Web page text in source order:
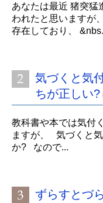
あなたは最近 猪突猛
われたと思いますが
存在しており、
気づくと気
ちが正しい?
教科書や本では気付
ますが、 気づくと
か? なので...
ずらすとづ